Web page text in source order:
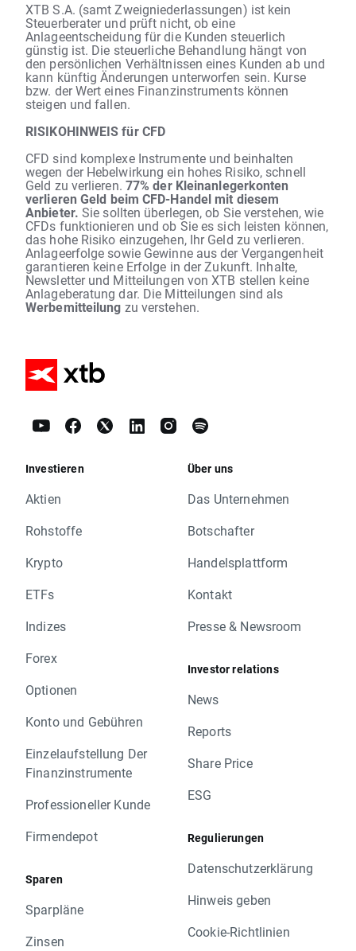
XTB S.A. (samt Zweigniederlassungen) ist kein
Steuerberater und prüft nicht, ob eine
Anlageentscheidung für die Kunden steuerlich
günstig ist. Die steuerliche Behandlung hängt von
den persönlichen Verhältnissen eines Kunden ab und
kann künftig Änderungen unterworfen sein. Kurse
bzw. der Wert eines Finanzinstruments können
steigen und fallen.
RISIKOHINWEIS für CFD
CFD sind komplexe Instrumente und beinhalten
wegen der Hebelwirkung ein hohes Risiko, schnell
Geld zu verlieren. 77% der Kleinanlegerkonten
verlieren Geld beim CFD-Handel mit diesem
Anbieter. Sie sollten überlegen, ob Sie verstehen, wie
CFDs funktionieren und ob Sie es sich leisten können,
das hohe Risiko einzugehen, Ihr Geld zu verlieren.
Anlageerfolge sowie Gewinne aus der Vergangenheit
garantieren keine Erfolge in der Zukunft. Inhalte,
Newsletter und Mitteilungen von XTB stellen keine
Anlageberatung dar. Die Mitteilungen sind als
Werbemitteilung zu verstehen.
Investieren
Aktien
Rohstoffe
Krypto
ETFs
Indizes
Forex
Optionen
Konto und Gebühren
Einzelaufstellung Der
Finanzinstrumente
Professioneller Kunde
Firmendepot
Sparen
Sparpläne
Zinsen
Über uns
Das Unternehmen
Botschafter
Handelsplattform
Kontakt
Presse & Newsroom
Investor relations
News
Reports
Share Price
ESG
Regulierungen
Datenschutzerklärung
Hinweis geben
Cookie-Richtlinien